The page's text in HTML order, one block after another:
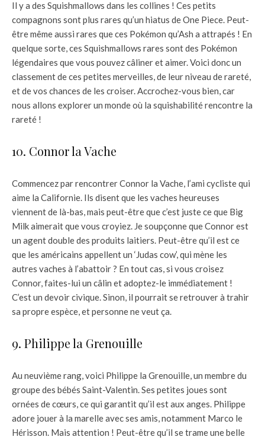
Il y a des Squishmallows dans les collines ! Ces petits
compagnons sont plus rares qu’un hiatus de One Piece. Peut-
être même aussi rares que ces Pokémon qu’Ash a attrapés ! En
quelque sorte, ces Squishmallows rares sont des Pokémon
légendaires que vous pouvez câliner et aimer. Voici donc un
classement de ces petites merveilles, de leur niveau de rareté,
et de vos chances de les croiser. Accrochez-vous bien, car
nous allons explorer un monde où la squishabilité rencontre la
rareté !
10. Connor la Vache
Commencez par rencontrer Connor la Vache, l’ami cycliste qui
aime la Californie. Ils disent que les vaches heureuses
viennent de là-bas, mais peut-être que c’est juste ce que Big
Milk aimerait que vous croyiez. Je soupçonne que Connor est
un agent double des produits laitiers. Peut-être qu’il est ce
que les américains appellent un ‘Judas cow’, qui mène les
autres vaches à l’abattoir ? En tout cas, si vous croisez
Connor, faites-lui un câlin et adoptez-le immédiatement !
C’est un devoir civique. Sinon, il pourrait se retrouver à trahir
sa propre espèce, et personne ne veut ça.
9. Philippe la Grenouille
Au neuvième rang, voici Philippe la Grenouille, un membre du
groupe des bébés Saint-Valentin. Ses petites joues sont
ornées de cœurs, ce qui garantit qu’il est aux anges. Philippe
adore jouer à la marelle avec ses amis, notamment Marco le
Hérisson. Mais attention ! Peut-être qu’il se trame une belle